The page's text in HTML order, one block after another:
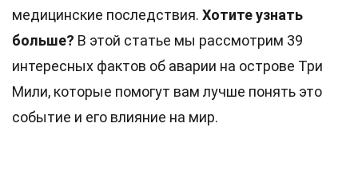
медицинские последствия. Хотите узнать
больше? В этой статье мы рассмотрим 39
интересных фактов об аварии на острове Три
Мили, которые помогут вам лучше понять это
событие и его влияние на мир.